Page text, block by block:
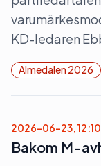
KD-ledaren
Almedalen 2026
2026-06-23, 12:10
Bakom M-